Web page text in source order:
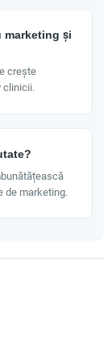
marketing și
crește
clinicii.
de marketing.